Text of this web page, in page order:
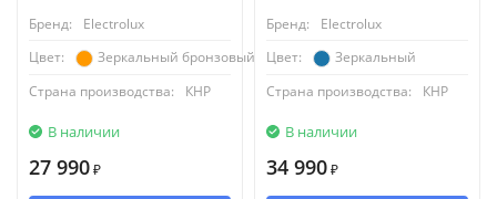
Бренд:
Electrolux
Цвет:
Зеркальный бронзовый
Страна производства:
КНР
В наличии
27 990 ₽
Бренд:
Electrolux
Цвет:
Зеркальный
Страна производства:
КНР
В наличии
34 990 ₽